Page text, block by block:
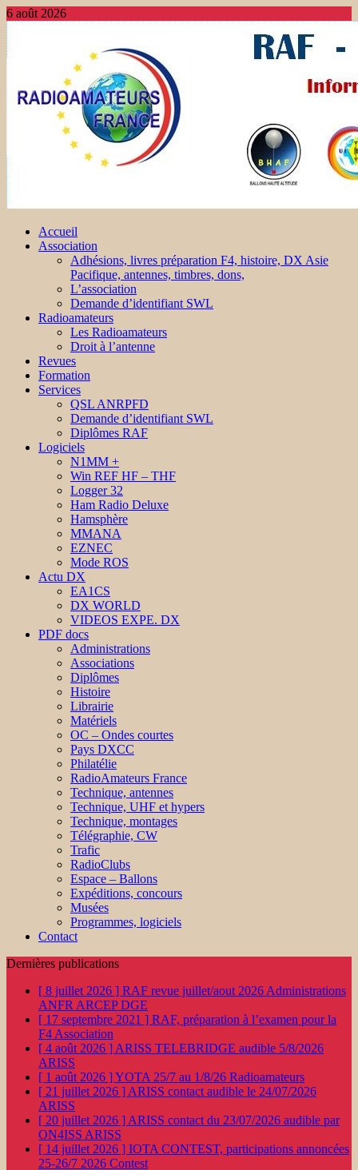
6 août 2026
Accueil
Association
Adhésions, livres préparation F4, histoire, DX Asie
Pacifique, antennes, timbres, dons,
L’association
Demande d’identifiant SWL
Radioamateurs
Les Radioamateurs
Droit à l’antenne
Revues
Formation
Services
QSL ANRPFD
Demande d’identifiant SWL
Diplômes RAF
Logiciels
N1MM +
Win REF HF – THF
Logger 32
Ham Radio Deluxe
Hamsphère
MMANA
EZNEC
Mode ROS
Actu DX
EA1CS
DX WORLD
VIDEOS EXPE. DX
PDF docs
Administrations
Associations
Diplômes
Histoire
Librairie
Matériels
OC – Ondes courtes
Pays DXCC
Philatélie
RadioAmateurs France
Technique, antennes
Technique, UHF et hypers
Technique, montages
Télégraphie, CW
Trafic
RadioClubs
Espace – Ballons
Expéditions, concours
Musées
Programmes, logiciels
Contact
Dernières publications
[ 8 juillet 2026 ] RAF revue juillet/aout 2026 Administrations
ANFR ARCEP DGE
[ 17 septembre 2021 ] RAF, préparation à l’examen pour la
F4 Association
[ 4 août 2026 ] ARISS TELEBRIDGE audible 5/8/2026
ARISS
[ 1 août 2026 ]YOTA 25/7 au 1/8/26 Radioamateurs
[ 21 juillet 2026 ] ARISS contact audible le 24/07/2026
ARISS
[ 20 juillet 2026 ] ARISS contact du 23/07/2026 audible par
ON4ISS ARISS
[ 14 juillet 2026 ] IOTA CONTEST, participations annoncées
25-26/7 2026 Contest